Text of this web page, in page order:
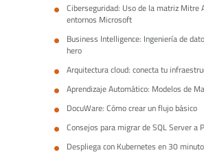
Ciberseguridad: Uso de la matriz Mitre
entornos Microsoft
Business Intelligence: Ingeniería de
hero
Arquitectura cloud: conecta tu
Aprendizaje Automático: Modelos de
DocuWare: Cómo crear un flujo básico
Consejos para migrar de SQL Server a
Despliega con Kubernetes en 30